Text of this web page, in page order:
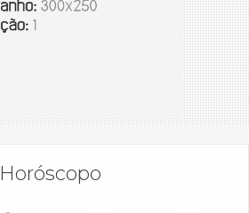
Horóscopo